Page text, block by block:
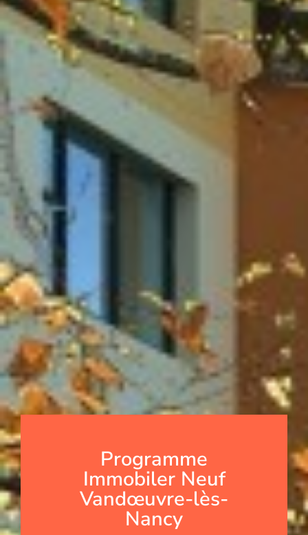
Programme
Immobiler Neuf
Vandœuvre-lès-
Nancy